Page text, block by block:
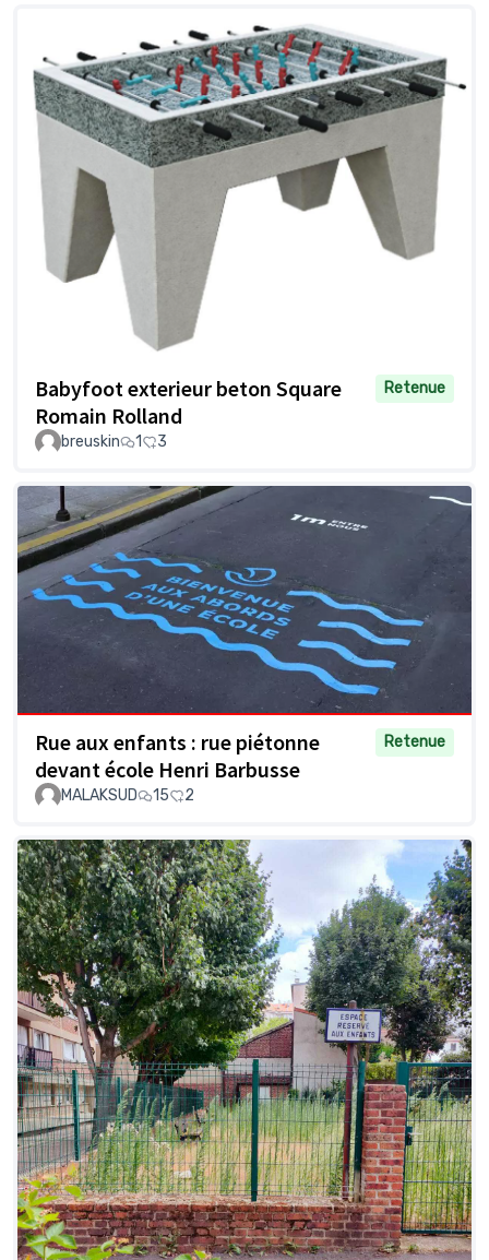
Babyfoot exterieur beton Square
Romain Rolland
Retenue
breuskin 1 3
Rue aux enfants : rue piétonne
devant école Henri Barbusse
Retenue
MALAKSUD 15 2